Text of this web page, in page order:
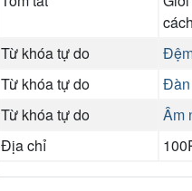
Từ khóa tự do
Từ khóa tự do
Từ khóa tự do
Âm
Địa chỉ